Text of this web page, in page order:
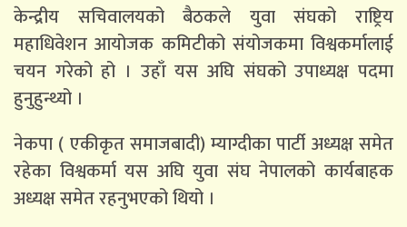
केन्द्रीय सचिवालयको बैठकले युवा संघको राष्ट्रिय
महाधिवेशन आयोजक कमिटीको संयोजकमा विश्वकर्मालाई
चयन गरेको हो । उहाँ यस अघि संघको उपाध्यक्ष पदमा
हुनुहुन्थ्यो ।
नेकपा ( एकीकृत समाजबादी) म्याग्दीका पार्टी अध्यक्ष समेत
रहेका विश्वकर्मा यस अघि युवा संघ नेपालको कार्यबाहक
अध्यक्ष समेत रहनुभएको थियो ।